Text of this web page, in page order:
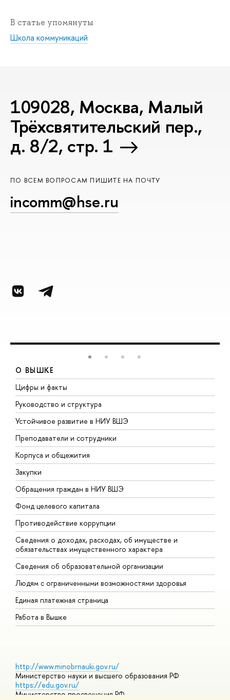
статье упомянуты
Школа коммуникаций
109028, Москва, Малый
Трёхсвятительский пер.,
д. 8/2, стр. 1
ПО ВСЕМ ВОПРОСАМ ПИШИТЕ НА ПОЧТУ
incomm@hse.ru
О ВЫШКЕ
Цифры и факты
Руководство и структура
Устойчивое развитие в НИУ ВШЭ
Преподаватели и сотрудники
Корпуса и общежития
Закупки
Обращения граждан в НИУ ВШЭ
Фонд целевого капитала
Противодействие коррупции
Сведения о доходах, расходах, об имуществе и
обязательствах имущественного характера
Сведения об образовательной организации
Людям с ограниченными возможностями здоровья
Единая платежная страница
Работа в Вышке
http://www.minobrnauki.gov.ru/
Министерство науки и высшего образования РФ
https://edu.gov.ru/
Министерство просвещения РФ